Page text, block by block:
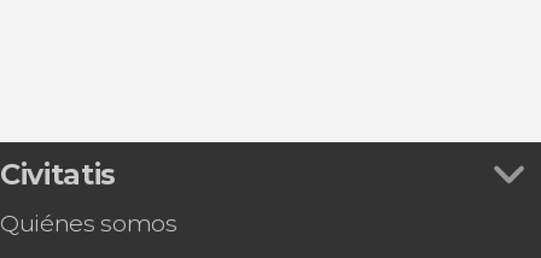
Civitatis
Quiénes somos